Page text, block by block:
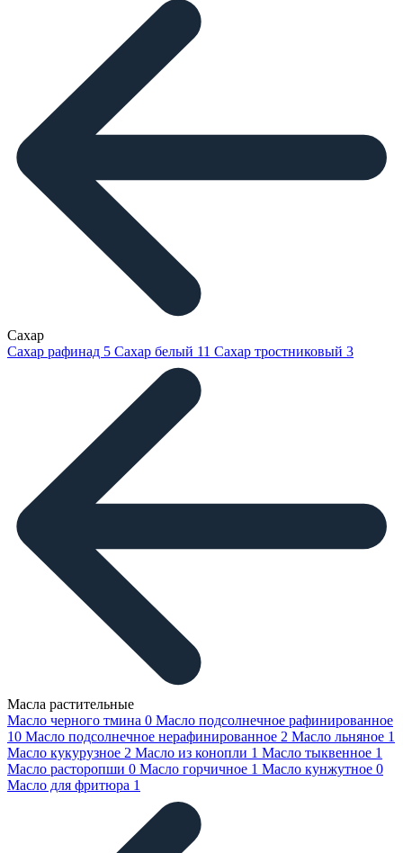
Сахар
Сахар рафинад 5 Сахар белый 11 Сахар тростниковый 3
Масла растительные
Масло черного тмина 0 Масло подсолнечное рафинированное
10 Масло подсолнечное нерафинированное 2 Масло льняное 1
Масло кукурузное 2 Масло из конопли 1 Масло тыквенное 1
Масло расторопши 0 Масло горчичное 1 Масло кунжутное 0
Масло для фритюра 1